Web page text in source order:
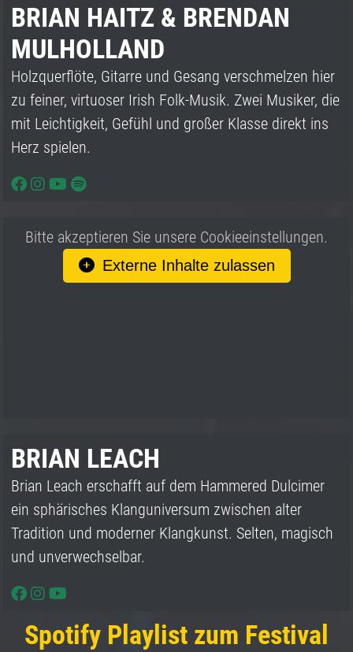
BRIAN HAITZ & BRENDAN
MULHOLLAND
Holzquerflöte, Gitarre und Gesang verschmelzen hier
zu feiner, virtuoser Irish Folk-Musik. Zwei Musiker, die
mit Leichtigkeit, Gefühl und großer Klasse direkt ins
Herz spielen.
Bitte akzeptieren Sie unsere Cookieeinstellungen.
Externe Inhalte zulassen
BRIAN LEACH
Brian Leach erschafft auf dem Hammered Dulcimer
ein sphärisches Klanguniversum zwischen alter
Tradition und moderner Klangkunst. Selten, magisch
und unverwechselbar.
Spotify Playlist zum Festival